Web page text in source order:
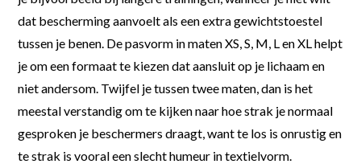
dat bescherming aanvoelt als een extra gewichtstoestel
tussen je benen. De pasvorm in maten XS, S, M, L en XL helpt
je om een formaat te kiezen dat aansluit op je lichaam en
niet andersom. Twijfel je tussen twee maten, dan is het
meestal verstandig om te kijken naar hoe strak je normaal
gesproken je beschermers draagt, want te los is onrustig en
te strak is vooral een slecht humeur in textielvorm.